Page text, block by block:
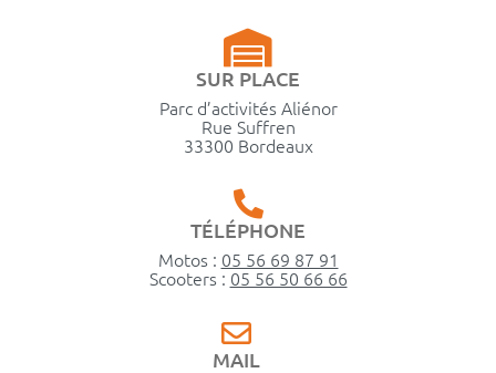
SUR PLACE
Parc d’activités Aliénor
Rue Suffren
33300 Bordeaux
TÉLÉPHONE
Motos : 05 56 69 87 91
Scooters : 05 56 50 66 66
MAIL